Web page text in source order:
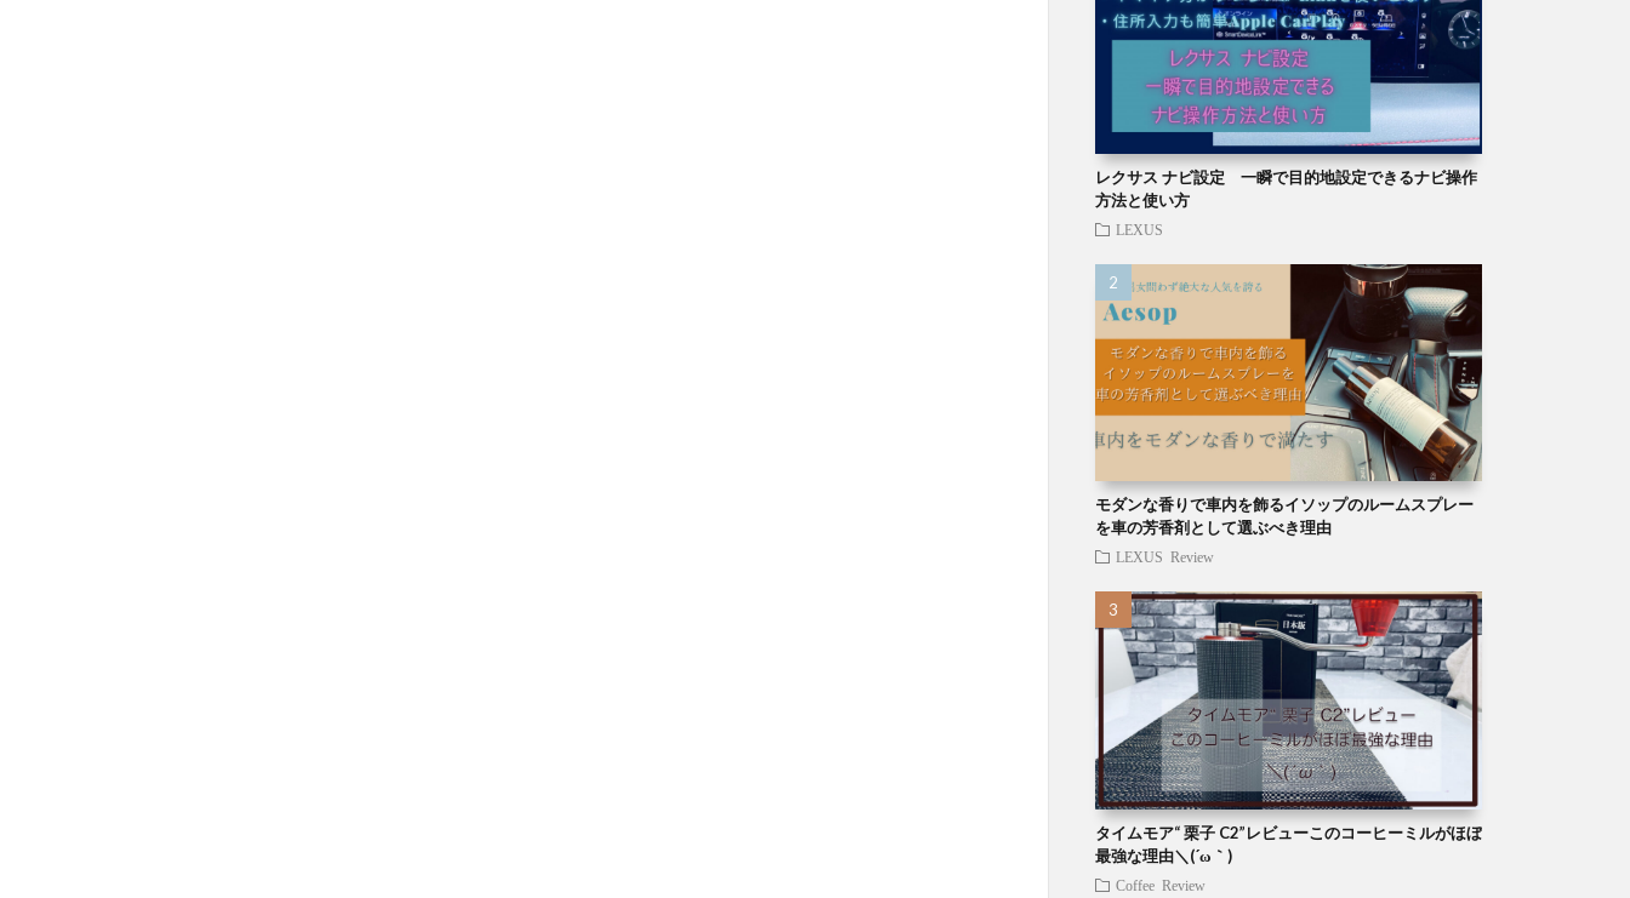
レクサス ナビ設定 一瞬で目的地設定できるナビ操作
方法と使い方
LEXUS
モダンな香りで車内を飾るイソップのルームスプレー
を車の芳香剤として選ぶべき理由
LEXUS Review
タイムモア“ 栗子 C2”レビューこのコーヒーミルがほぼ
最強な理由＼(´ω｀)
Coffee Review